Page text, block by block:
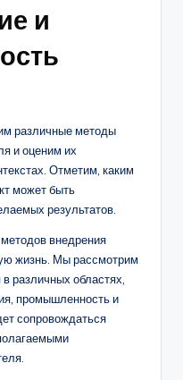
и
различные методы
и оценим их
Отметим, каким
может быть
результатов.
внедрения
жизнь. Мы рассмотрим
различных областях,
промышленность и
сопровождаться